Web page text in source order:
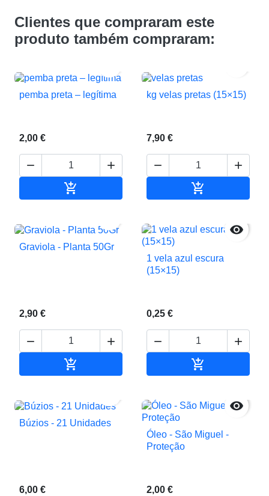
Clientes que compraram este
produto também compraram:
pemba preta – legítima
2,00 €
 

kg velas pretas (15×15)
7,90 €
 

Graviola - Planta 50Gr
2,90 €
 


1 vela azul escura
(15×15)
0,25 €
 

Búzios - 21 Unidades
6,00 €

Óleo - São Miguel -
Proteção
2,00 €